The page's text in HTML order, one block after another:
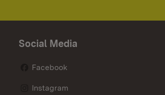
Social Media
Facebook
Instagram